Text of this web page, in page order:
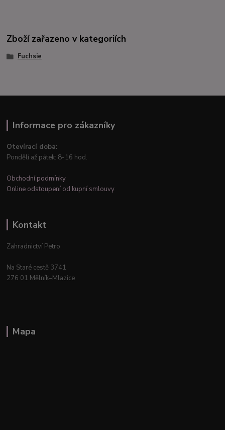
Zboží zařazeno v kategoriích
Fuchsie
Informace pro zákazníky
Otevírací doba:
Pondělí až pátek: 8-16 hod.
Obchodní podmínky
Online odstoupení od kupní smlouvy
Kontakt
Zahradnictví Petro
Na Staré cestě 3741
276 01 Mělník–Mlazice
Mapa